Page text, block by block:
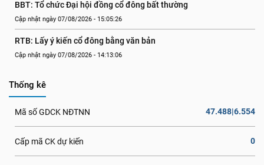
BBT: Tổ chức Đại hội đồng cổ đông bất thường
Cập nhật ngày 07/08/2026 - 15:05:26
RTB: Lấy ý kiến cổ đông bằng văn bản
Cập nhật ngày 07/08/2026 - 14:13:06
Thống kê
Mã số GDCK NĐTNN 47.488|6.554
Cấp mã CK dự kiến 0